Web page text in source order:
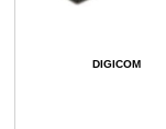
DIGICOM